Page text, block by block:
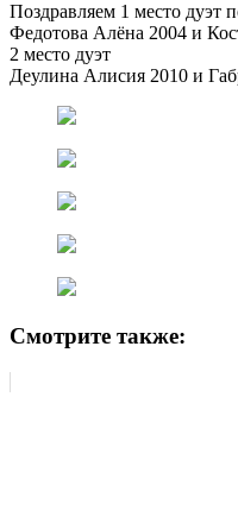
Поздравляем 1 место дуэт
Федотова Алёна 2004 и
2 место дуэт
Деулина Алисия 2010 и
Смотрите также: